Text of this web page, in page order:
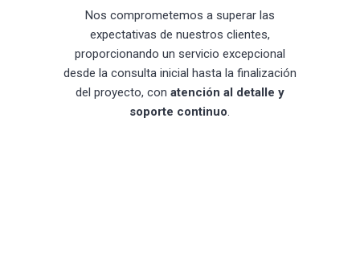
Nos comprometemos a superar las
expectativas de nuestros clientes,
proporcionando un servicio excepcional
desde la consulta inicial hasta la finalización
del proyecto, con atención al detalle y
soporte continuo.